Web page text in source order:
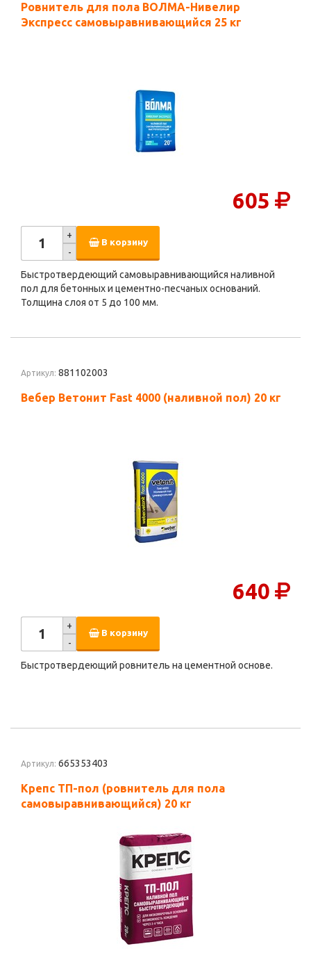
Ровнитель для пола ВОЛМА-Нивелир
Экспресс самовыравнивающийся 25 кг
605
+
-
В корзину
Быстротвердеющий самовыравнивающийся наливной
пол для бетонных и цементно-песчаных оснований.
Толщина слоя от 5 до 100 мм.
Артикул: 881102003
Вебер Ветонит Fast 4000 (наливной пол) 20 кг
640
+
-
В корзину
Быстротвердеющий ровнитель на цементной основе.
Артикул: 665353403
Крепс ТП-пол (ровнитель для пола
самовыравнивающийся) 20 кг